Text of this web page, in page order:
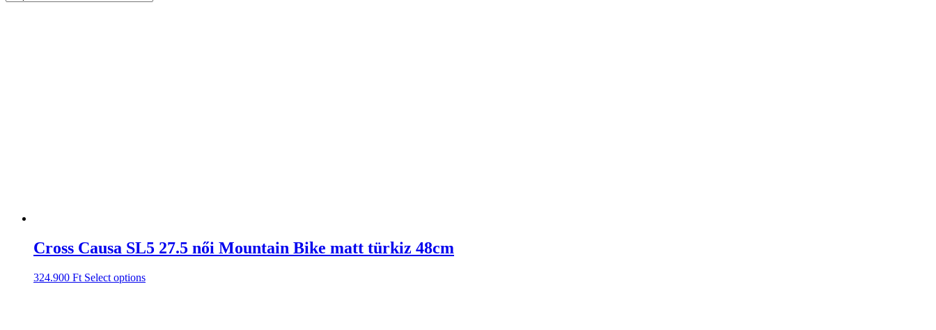
Cross Causa SL5 27.5 női Mountain Bike matt türkiz 48cm
324.900 Ft Select options